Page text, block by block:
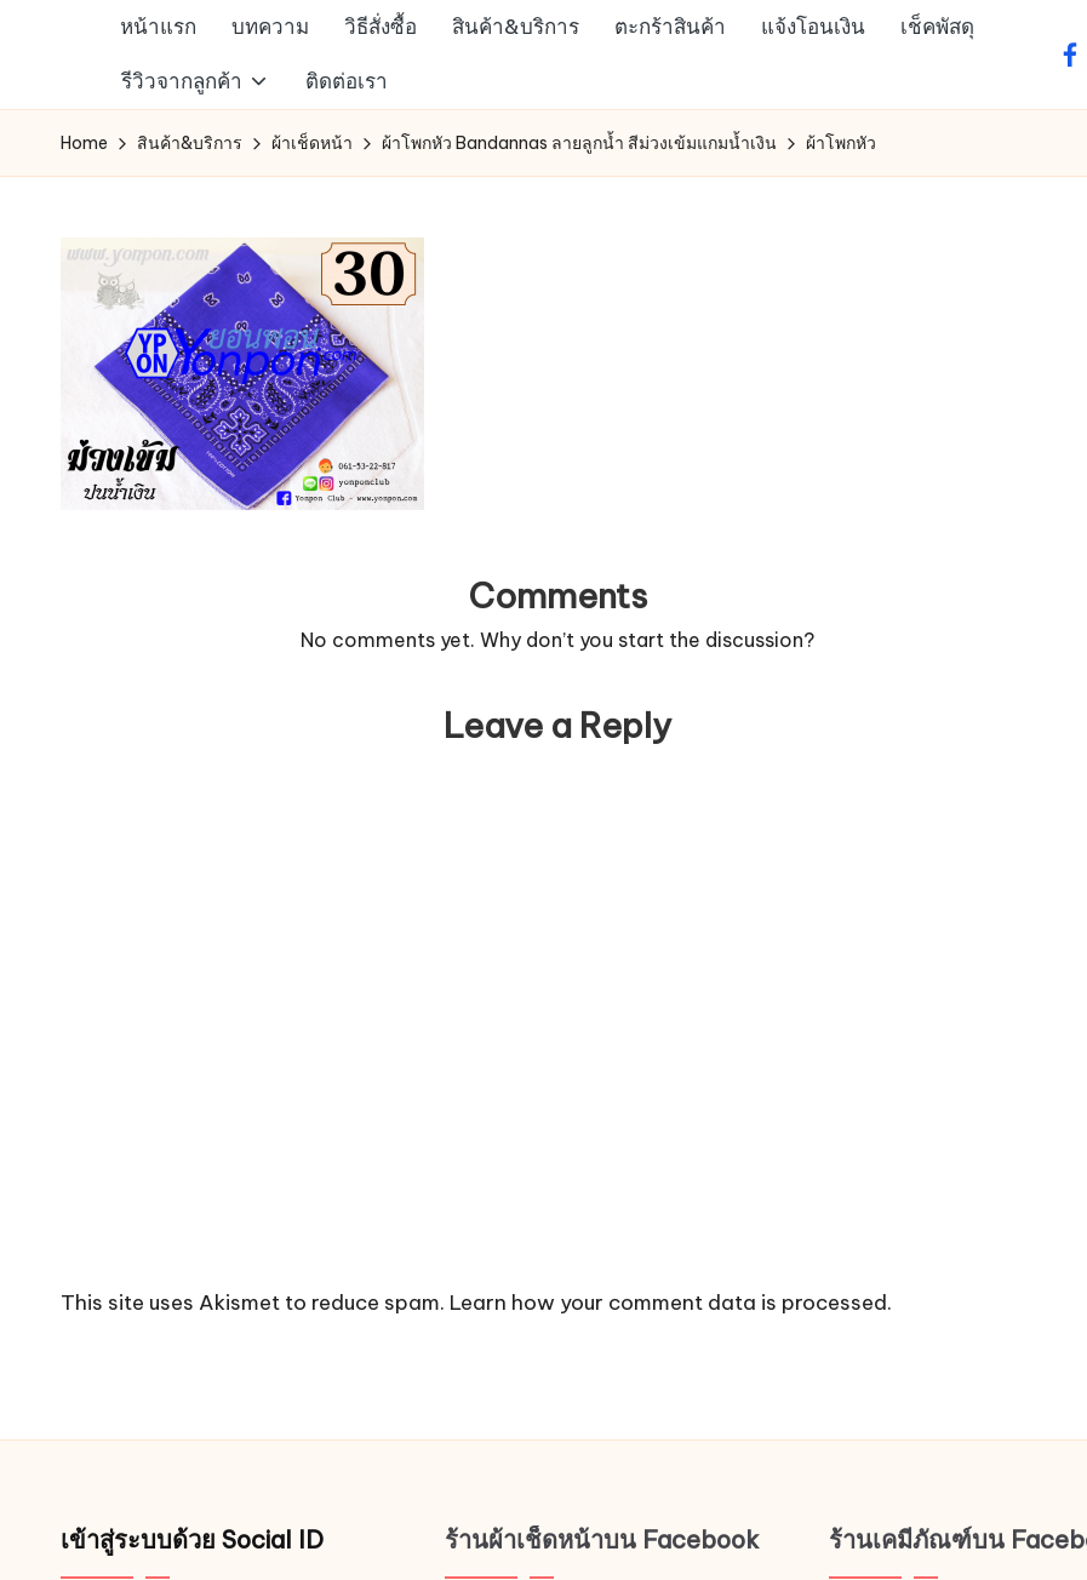
content
สรรพ
สินค้า
ออนไลน์
คน
ช็อป
หน้าแรก บทความ วิธีสั่งซื้อ สินค้า&บริการ ตะกร้าสินค้า แจ้งโอนเงิน เช็คพัสดุ
รีวิวจากลูกค้า ติดต่อเรา
Home สินค้า&บริการ ผ้าเช็ดหน้า ผ้าโพกหัว Bandannas ลายลูกน้ำ สีม่วงเข้มแกมน้ำเงิน ผ้าโพกหัว
Comments
No comments yet. Why don’t you start the discussion?
Leave a Reply
This site uses Akismet to reduce spam. Learn how your comment data is processed.
เข้าสู่ระบบด้วย Social ID ร้านผ้าเช็ดหน้าบน Facebook ร้านเคมีภัณฑ์บน